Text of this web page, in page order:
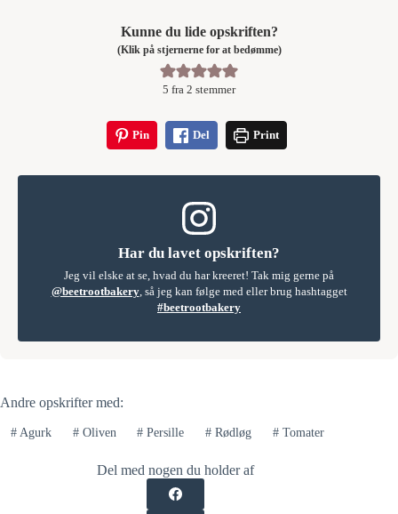
Kunne du lide opskriften?
(Klik på stjernerne for at bedømme)
5 fra 2 stemmer
Pin Del Print
Har du lavet opskriften?
Jeg vil elske at se, hvad du har kreeret! Tak mig gerne på
@beetrootbakery, så jeg kan følge med eller brug hashtagget
#beetrootbakery
Andre opskrifter med:
#Agurk #Oliven # Persille # Rødløg # Tomater
Del med nogen du holder af